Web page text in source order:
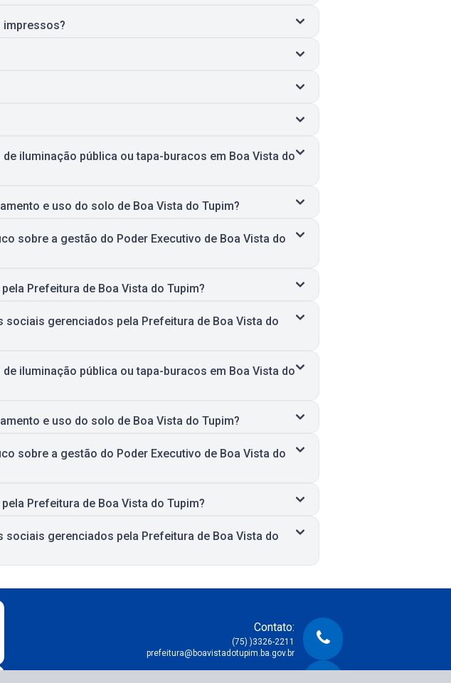
impressos?
iluminação pública ou tapa-buracos em Boa Vista do
e uso do solo de Boa Vista do Tupim?
sobre a gestão do Poder Executivo de Boa Vista do
Prefeitura de Boa Vista do Tupim?
gerenciados pela Prefeitura de Boa Vista do
iluminação pública ou tapa-buracos em Boa Vista do
e uso do solo de Boa Vista do Tupim?
sobre a gestão do Poder Executivo de Boa Vista do
Prefeitura de Boa Vista do Tupim?
gerenciados pela Prefeitura de Boa Vista do
Contato:
(75) )3326-2211
prefeitura@boavistadotupim.ba.gov.br